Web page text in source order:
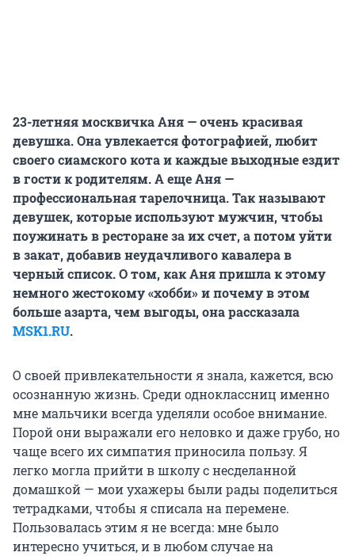
23-летняя москвичка Аня — очень красивая
девушка. Она увлекается фотографией, любит
своего сиамского кота и каждые выходные ездит
в гости к родителям. А еще Аня —
профессиональная тарелочница. Так называют
девушек, которые используют мужчин, чтобы
поужинать в ресторане за их счет, а потом уйти
в закат, добавив неудачливого кавалера в
черный список. О том, как Аня пришла к этому
немного жестокому «хобби» и почему в этом
больше азарта, чем выгоды, она рассказала
MSK1.RU.
О своей привлекательности я знала, кажется, всю
осознанную жизнь. Среди одноклассниц именно
мне мальчики всегда уделяли особое внимание.
Порой они выражали его неловко и даже грубо, но
чаще всего их симпатия приносила пользу. Я
легко могла прийти в школу с несделанной
домашкой — мои ухажеры были рады поделиться
тетрадками, чтобы я списала на перемене.
Пользовалась этим я не всегда: мне было
интересно учиться, и в любом случае на